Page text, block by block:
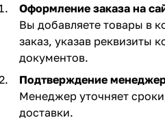
Оформление заказа на
Вы добавляете товары в
заказ, указав реквизиты
документов.
Подтверждение
Менеджер уточняет
доставки.